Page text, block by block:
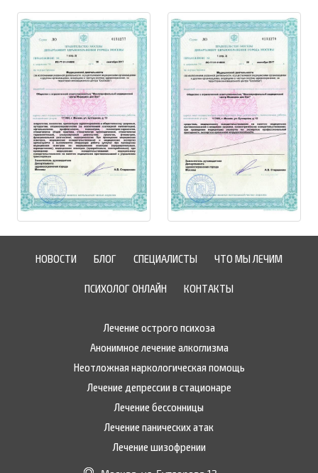
НОВОСТИ БЛОГ СПЕЦИАЛИСТЫ ЧТО МЫ ЛЕЧИМ
ПСИХОЛОГ ОНЛАЙН КОНТАКТЫ
Лечение острого психоза
Анонимное лечение алкоглизма
Неотложная наркологическая помощь
Лечение депрессии в стационаре
Лечение бессонницы
Лечение панических атак
Лечение шизофрении